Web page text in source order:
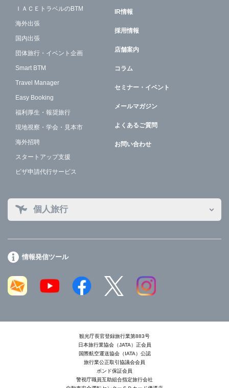
ＩＡＣＥトラベルのBTM
海外出張
国内出張
団体旅行・イベント企画
Smart BTM
Travel Manager
Easy Booking
福利厚生・報奨旅行
現地視察・学会・見本市
海外招聘
スタートアップ支援
ビザ申請代行サービス
IR情報
採用情報
店舗案内
コラム
セミナー・イベント
メールマガジン
よくあるご質問
お問い合わせ
個人旅行
情報発信ツール
観光庁長官登録旅行業第883号
日本旅行業協会（JATA）正会員
国際航空運送協会（IATA）公認
旅行業公正取引協議会会員
ボンド保証会員
警視庁職員互助組合指定旅行会社